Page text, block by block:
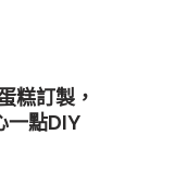
糕訂製，
一點DIY